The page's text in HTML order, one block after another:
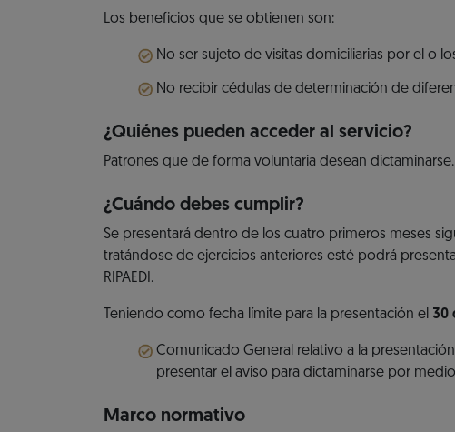
Los beneficios que se obtienen son:
No ser sujeto de visitas domiciliarias por el o
No recibir cédulas de determinación de
¿Quiénes pueden acceder al servicio?
Patrones que de forma voluntaria desean dictaminarse.
¿Cuándo debes cumplir?
Se presentará dentro de los cuatro primeros meses
tratándose de ejercicios anteriores esté podrá
RIPAEDI.
Teniendo como fecha límite para la presentación el 30
Comunicado General relativo a la
presentar el aviso para dictaminarse por
Marco normativo